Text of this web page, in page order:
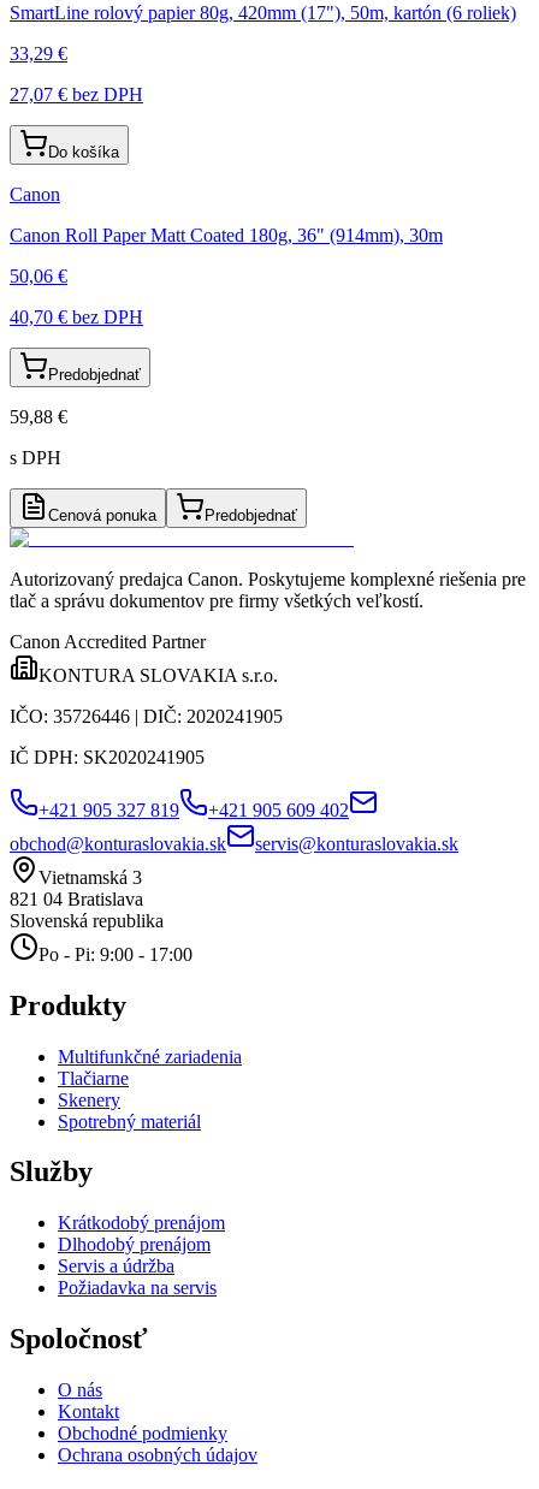
SmartLine rolový papier 80g, 420mm (17"), 50m, kartón (6 roliek)
33,29 €
27,07 € bez DPH
Do košíka
Canon
Canon Roll Paper Matt Coated 180g, 36" (914mm), 30m
50,06 €
40,70 € bez DPH
Predobjednať
59,88 €
s DPH
Cenová ponuka Predobjednať
Autorizovaný predajca Canon. Poskytujeme komplexné riešenia pre
tlač a správu dokumentov pre firmy všetkých veľkostí.
Canon Accredited Partner
KONTURA SLOVAKIA s.r.o.
IČO: 35726446 | DIČ: 2020241905
IČ DPH: SK2020241905
+421 905 327 819
+421 905 609 402
obchod@konturaslovakia.sk
servis@konturaslovakia.sk
Vietnamská 3
821 04 Bratislava
Slovenská republika
Po - Pi: 9:00 - 17:00
Produkty
Multifunkčné zariadenia
Tlačiarne
Skenery
Spotrebný materiál
Služby
Krátkodobý prenájom
Dlhodobý prenájom
Servis a údržba
Požiadavka na servis
Spoločnosť
O nás
Kontakt
Obchodné podmienky
Ochrana osobných údajov